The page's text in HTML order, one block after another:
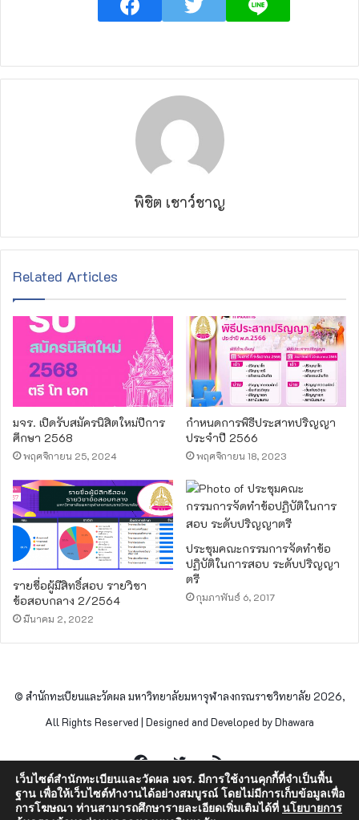
พิชิต เชาว์ชาญ
Related Articles
มจร. เปิดรับสมัครนิสิตใหม่ปีการ
ศึกษา 2568
พฤศจิกายน 25, 2024
กำหนดการพิธีประสาทปริญญา
ประจำปี 2566
พฤศจิกายน 18, 2023
รายชื่อผู้มีสิทธิ์สอบ รายวิชา
ข้อสอบกลาง 2/2564
มีนาคม 2, 2022
ประชุมคณะกรรมการจัดทำข้อ
ปฏิบัติในการสอบ ระดับปริญญา
ตรี
กุมภาพันธ์ 6, 2017
© สำนักทะเบียนและวัดผล มหาวิทยาลัยมหาจุฬาลงกรณราชวิทยาลัย 2026,
All Rights Reserved | Designed and Developed by Dhawara
FacebookTwitterRSS
เว็บไซต์สำนักทะเบียนและวัดผล มจร. มีการใช้งานคุกกี้ที่จำเป็นพื้น
ฐาน เพื่อให้เว็บไซต์ทำงานได้อย่างสมบูรณ์ โดยไม่มีการเก็บข้อมูลเพื่อ
การโฆษณา ท่านสามารถศึกษารายละเอียดเพิ่มเติมได้ที่ นโยบายการ